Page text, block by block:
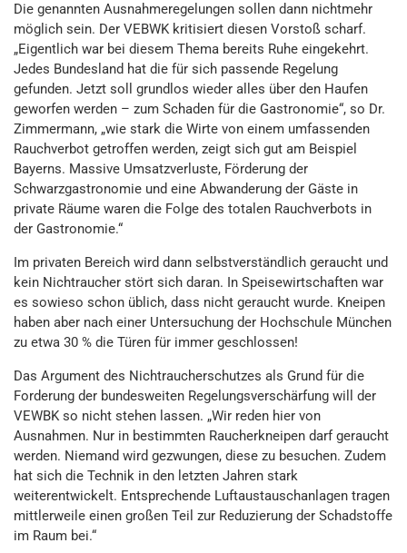
Die genannten Ausnahmeregelungen sollen dann nichtmehr
möglich sein. Der VEBWK kritisiert diesen Vorstoß scharf.
„Eigentlich war bei diesem Thema bereits Ruhe eingekehrt.
Jedes Bundesland hat die für sich passende Regelung
gefunden. Jetzt soll grundlos wieder alles über den Haufen
geworfen werden – zum Schaden für die Gastronomie“, so Dr.
Zimmermann, „wie stark die Wirte von einem umfassenden
Rauchverbot getroffen werden, zeigt sich gut am Beispiel
Bayerns. Massive Umsatzverluste, Förderung der
Schwarzgastronomie und eine Abwanderung der Gäste in
private Räume waren die Folge des totalen Rauchverbots in
der Gastronomie.“
Im privaten Bereich wird dann selbstverständlich geraucht und
kein Nichtraucher stört sich daran. In Speisewirtschaften war
es sowieso schon üblich, dass nicht geraucht wurde. Kneipen
haben aber nach einer Untersuchung der Hochschule München
zu etwa 30 % die Türen für immer geschlossen!
Das Argument des Nichtraucherschutzes als Grund für die
Forderung der bundesweiten Regelungsverschärfung will der
VEWBK so nicht stehen lassen. „Wir reden hier von
Ausnahmen. Nur in bestimmten Raucherkneipen darf geraucht
werden. Niemand wird gezwungen, diese zu besuchen. Zudem
hat sich die Technik in den letzten Jahren stark
weiterentwickelt. Entsprechende Luftaustauschanlagen tragen
mittlerweile einen großen Teil zur Reduzierung der Schadstoffe
im Raum bei.“